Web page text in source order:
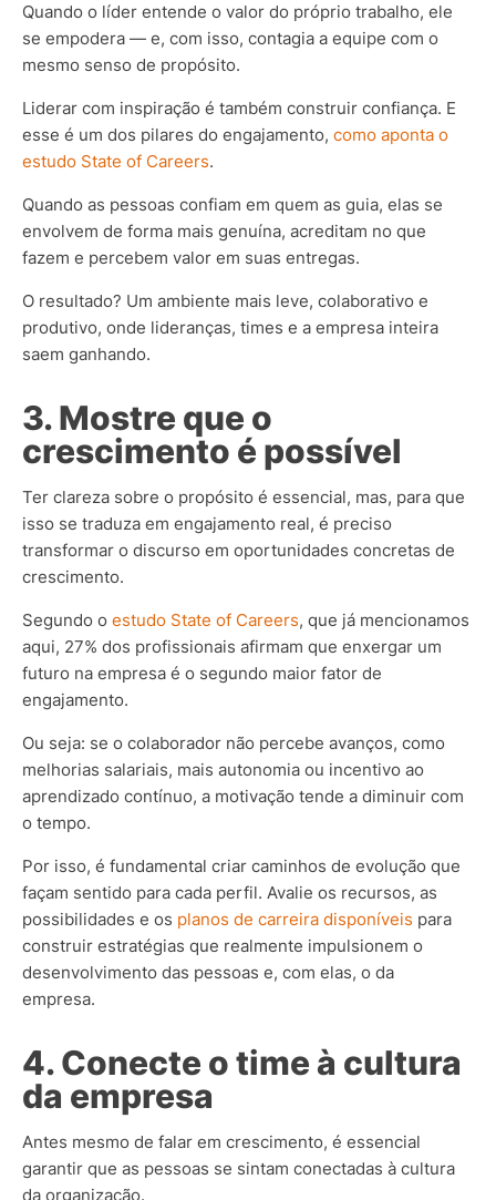
Quando o líder entende o valor do próprio trabalho, ele
se empodera — e, com isso, contagia a equipe com o
mesmo senso de propósito.
Liderar com inspiração é também construir confiança. E
esse é um dos pilares do engajamento, como aponta o
estudo State of Careers.
Quando as pessoas confiam em quem as guia, elas se
envolvem de forma mais genuína, acreditam no que
fazem e percebem valor em suas entregas.
O resultado? Um ambiente mais leve, colaborativo e
produtivo, onde lideranças, times e a empresa inteira
saem ganhando.
3. Mostre que o
crescimento é possível
Ter clareza sobre o propósito é essencial, mas, para que
isso se traduza em engajamento real, é preciso
transformar o discurso em oportunidades concretas de
crescimento.
Segundo o estudo State of Careers, que já mencionamos
aqui, 27% dos profissionais afirmam que enxergar um
futuro na empresa é o segundo maior fator de
engajamento.
Ou seja: se o colaborador não percebe avanços, como
melhorias salariais, mais autonomia ou incentivo ao
aprendizado contínuo, a motivação tende a diminuir com
o tempo.
Por isso, é fundamental criar caminhos de evolução que
façam sentido para cada perfil. Avalie os recursos, as
possibilidades e os planos de carreira disponíveis para
construir estratégias que realmente impulsionem o
desenvolvimento das pessoas e, com elas, o da
empresa.
4. Conecte o time à cultura
da empresa
Antes mesmo de falar em crescimento, é essencial
garantir que as pessoas se sintam conectadas à cultura
da organização.